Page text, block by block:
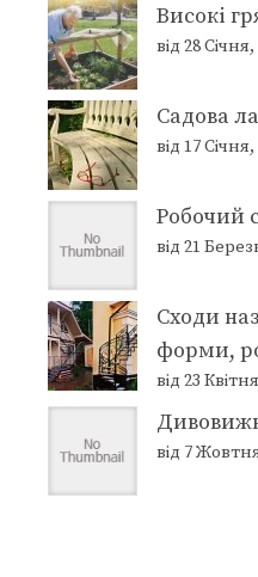
Високі
від 28 Січня,
Садова
від 17 Січня,
Робочий
від 21
Сходи
форми,
від 23
від 7